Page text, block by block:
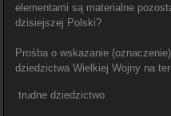
elementami są materialne
dzisiejszej Polski?
Prośba o wskazanie
dziedzictwa Wielkiej Wojny na
trudne dziedzictwo